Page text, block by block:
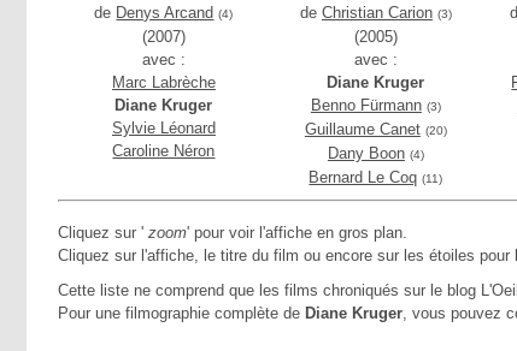
de Denys Arcand (4)
(2007)
avec :
Marc Labrèche
Diane Kruger
Sylvie Léonard
Caroline Néron
de Christian Carion (3)
(2005)
avec :
Diane Kruger
Benno Fürmann (3)
Guillaume Canet (20)
Dany Boon (4)
Bernard Le Coq (11)
Cliquez sur ' zoom' pour voir l'affiche en gros plan.
Cliquez sur l'affiche, le titre du film ou encore sur les étoiles
Cette liste ne comprend que les films chroniqués sur le blog
Pour une filmographie complète de Diane Kruger, vous pouvez